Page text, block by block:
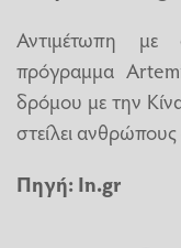
Αντιμέτωπη με
πρόγραμμα
δρόμου με την
στείλει
Πηγή: In.gr